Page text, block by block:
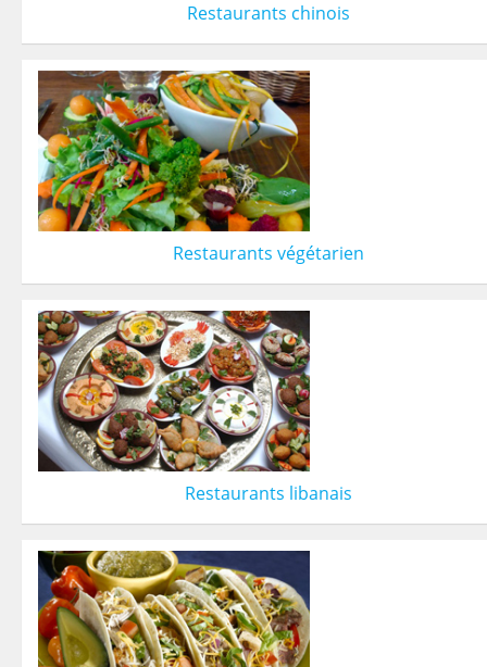
Restaurants chinois
Restaurants végétarien
Restaurants libanais